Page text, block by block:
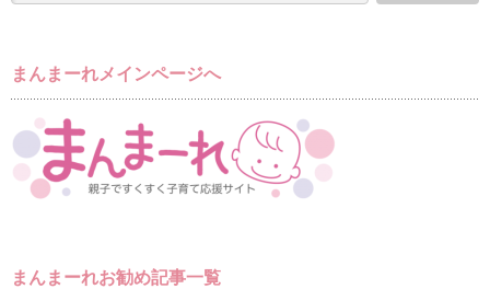
まんまーれメインページへ
まんまーれお勧め記事一覧